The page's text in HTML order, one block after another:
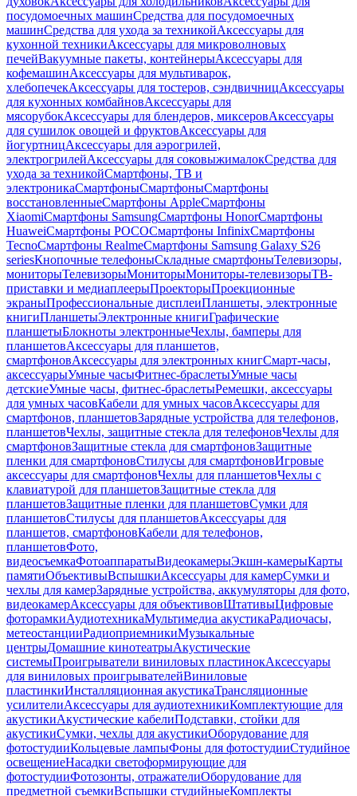
посудомоечных машинСредства для посудомоечных
машинСредства для ухода за техникойАксессуары для
кухонной техникиАксессуары для микроволновых
печейВакуумные пакеты, контейнерыАксессуары для
кофемашинАксессуары для мультиварок,
хлебопечекАксессуары для тостеров, сэндвичницАксессуары
для кухонных комбайновАксессуары для
мясорубокАксессуары для блендеров, миксеровАксессуары
для сушилок овощей и фруктовАксессуары для
йогуртницАксессуары для аэрогрилей,
электрогрилейАксессуары для соковыжималокСредства для
ухода за техникойСмартфоны, ТВ и
электроникаСмартфоныСмартфоныСмартфоны
восстановленныеСмартфоны AppleСмартфоны
XiaomiСмартфоны SamsungСмартфоны HonorСмартфоны
HuaweiСмартфоны POCOСмартфоны InfinixСмартфоны
TecnoСмартфоны RealmeСмартфоны Samsung Galaxy S26
seriesКнопочные телефоныСкладные смартфоныТелевизоры,
мониторыТелевизорыМониторыМониторы-телевизорыТВ-
приставки и медиаплеерыПроекторыПроекционные
экраныПрофессиональные дисплеиПланшеты, электронные
книгиПланшетыЭлектронные книгиГрафические
планшетыБлокноты электронныеЧехлы, бамперы для
планшетовАксессуары для планшетов,
смартфоновАксессуары для электронных книгСмарт-часы,
аксессуарыУмные часыФитнес-браслетыУмные часы
детскиеУмные часы, фитнес-браслетыРемешки, аксессуары
для умных часовКабели для умных часовАксессуары для
смартфонов, планшетовЗарядные устройства для телефонов,
планшетовЧехлы, защитные стекла для телефоновЧехлы для
смартфоновЗащитные стекла для смартфоновЗащитные
пленки для смартфоновСтилусы для смартфоновИгровые
аксессуары для смартфоновЧехлы для планшетовЧехлы с
клавиатурой для планшетовЗащитные стекла для
планшетовЗащитные пленки для планшетовСумки для
планшетовСтилусы для планшетовАксессуары для
планшетов, смартфоновКабели для телефонов,
планшетовФото,
видеосъемкаФотоаппаратыВидеокамерыЭкшн-камерыКарты
памятиОбъективыВспышкиАксессуары для камерСумки и
чехлы для камерЗарядные устройства, аккумуляторы для фото,
видеокамерАксессуары для объективовШтативыЦифровые
фоторамкиАудиотехникаМультимедиа акустикаРадиочасы,
метеостанцииРадиоприемникиМузыкальные
центрыДомашние кинотеатрыАкустические
системыПроигрыватели виниловых пластинокАксессуары
для виниловых проигрывателейВиниловые
пластинкиИнсталляционная акустикаТрансляционные
усилителиАксессуары для аудиотехникиКомплектующие для
акустикиАкустические кабелиПодставки, стойки для
акустикиСумки, чехлы для акустикиОборудование для
фотостудииКольцевые лампыФоны для фотостудииСтудийное
освещениеНасадки светоформирующие для
фотостудииФотозонты, отражателиОборудование для
предметной съемкиВспышки студийныеКомплекты